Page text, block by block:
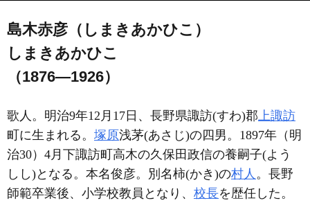
島木赤彦（しまきあかひこ）
しまきあかひこ
（1876―1926）
歌人。明治9年12月17日、長野県諏訪(すわ)郡上諏訪
町に生まれる。 塚原浅茅(あさじ)の四男。1897年（明
治30）4月下諏訪町高木の久保田政信の養嗣子(よう
しし)となる。本名俊彦。別名柿(かき)の村人 。長野
師範卒業後、小学校教員となり、 校長を歴任した。